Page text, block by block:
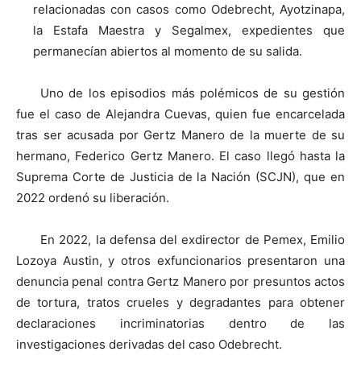
relacionadas con casos como Odebrecht, Ayotzinapa,
la Estafa Maestra y Segalmex, expedientes que
permanecían abiertos al momento de su salida.
Uno de los episodios más polémicos de su gestión
fue el caso de Alejandra Cuevas, quien fue encarcelada
tras ser acusada por Gertz Manero de la muerte de su
hermano, Federico Gertz Manero. El caso llegó hasta la
Suprema Corte de Justicia de la Nación (SCJN), que en
2022 ordenó su liberación.
En 2022, la defensa del exdirector de Pemex, Emilio
Lozoya Austin, y otros exfuncionarios presentaron una
denuncia penal contra Gertz Manero por presuntos actos
de tortura, tratos crueles y degradantes para obtener
declaraciones incriminatorias dentro de las
investigaciones derivadas del caso Odebrecht.